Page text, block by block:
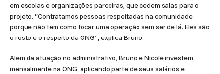
em escolas e organizações parceiras, que cedem salas para o
projeto. “Contratamos pessoas respeitadas na comunidade,
porque não tem como tocar uma operação sem ser de lá. Eles são
o rosto e o respeito da ONG”, explica Bruno.
Além da atuação no administrativo, Bruno e Nicole investem
mensalmente na ONG, aplicando parte de seus salários e